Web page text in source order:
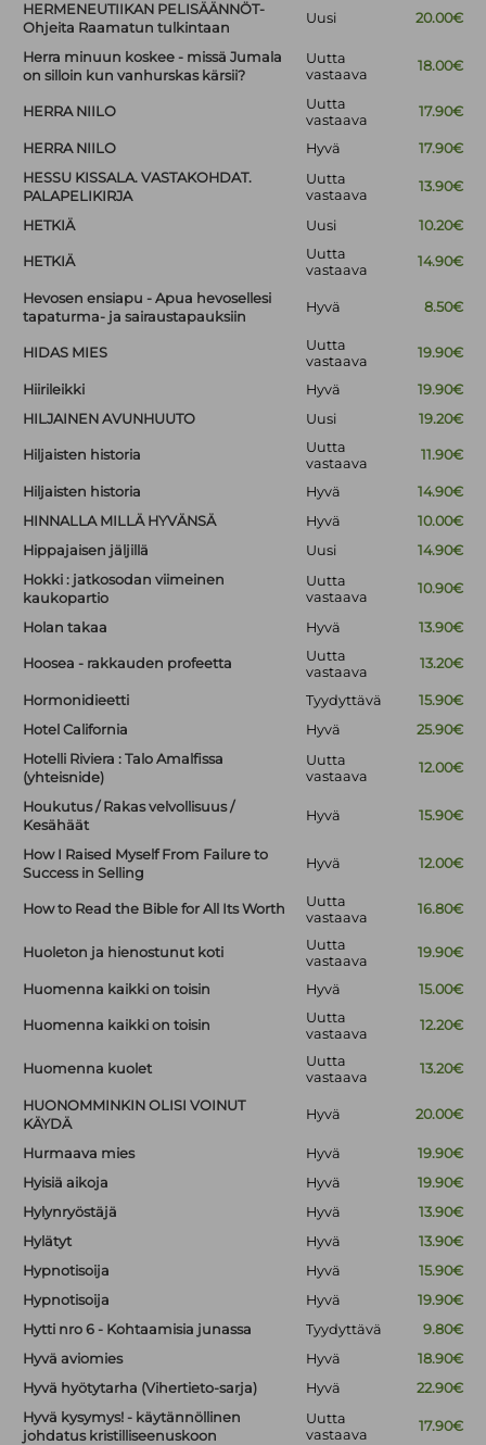
HERMENEUTIIKAN PELISÄÄNNÖT-
Ohjeita Raamatun tulkintaan
Uusi 20.00€
Herra minuun koskee - missä Jumala
on silloin kun vanhurskas kärsii?
Uutta
vastaava
18.00€
HERRA NIILO
Uutta
vastaava
17.90€
HERRA NIILO Hyvä
17.90€
HESSU KISSALA. VASTAKOHDAT.
PALAPELIKIRJA
Uutta
vastaava
13.90€
HETKIÄ Uusi 10.20€
HETKIÄ
Uutta
vastaava
14.90€
Hevosen ensiapu - Apua hevosellesi
tapaturma- ja sairaustapauksiin
Hyvä 8.50€
HIDAS MIES
Uutta
vastaava
19.90€
Hiirileikki Hyvä
19.90€
HILJAINEN AVUNHUUTO
Uusi 19.20€
Hiljaisten historia
Uutta
vastaava
11.90€
Hiljaisten historia Hyvä
14.90€
HINNALLA MILLÄ HYVÄNSÄ
Hyvä
10.00€
Hippajaisen jäljillä
Uusi
14.90€
Hokki : jatkosodan viimeinen
kaukopartio
Uutta
vastaava
10.90€
Holan takaa Hyvä 13.90€
Hoosea - rakkauden profeetta
Uutta
vastaava
13.20€
Hormonidieetti Tyydyttävä
15.90€
Hotel California
Hyvä
25.90€
Hotelli Riviera : Talo Amalfissa
(yhteisnide)
Uutta
vastaava
12.00€
Houkutus / Rakas velvollisuus /
Kesähäät
Hyvä 15.90€
How I Raised Myself From Failure to
Success in Selling
Hyvä 12.00€
How to Read the Bible for All Its Worth
Uutta
vastaava
16.80€
Huoleton ja hienostunut koti
Uutta
vastaava
19.90€
Huomenna kaikki on toisin Hyvä 15.00€
Huomenna kaikki on toisin
Uutta
vastaava
12.20€
Huomenna kuolet
Uutta
vastaava
13.20€
HUONOMMINKIN OLISI VOINUT
KÄYDÄ
Hyvä 20.00€
Hurmaava mies Hyvä
19.90€
Hyisiä aikoja
Hyvä
19.90€
Hylynryöstäjä
Hyvä
13.90€
Hylätyt
Hyvä
13.90€
Hypnotisoija
Hyvä
15.90€
Hypnotisoija
Hyvä
19.90€
Hytti nro 6 - Kohtaamisia junassa
Tyydyttävä
9.80€
Hyvä aviomies
Hyvä
18.90€
Hyvä hyötytarha (Vihertieto-sarja)
Hyvä
22.90€
Hyvä kysymys! - käytännöllinen
johdatus kristilliseenuskoon
Uutta
vastaava
17.90€